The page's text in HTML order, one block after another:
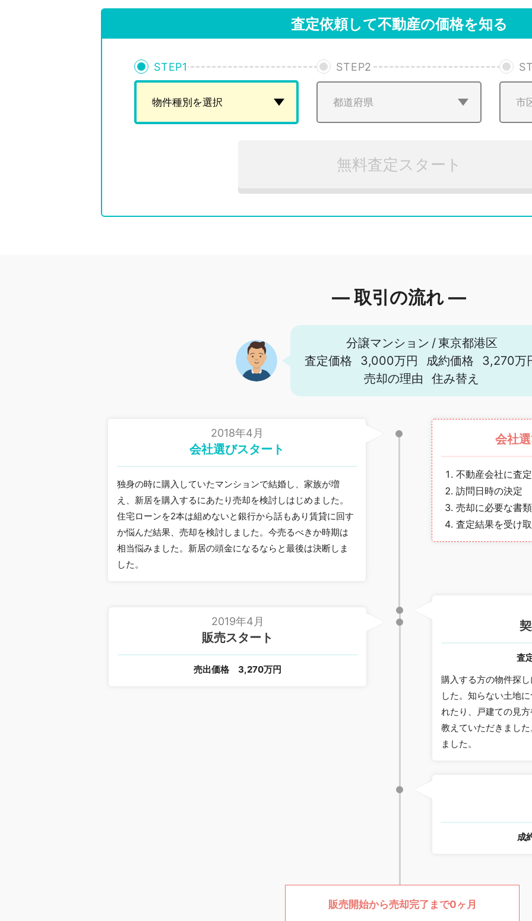
査定依頼して不動産の価格を知る
STEP1 STEP2
無料査定スタート
― 取引の流れ ―
分譲マンション /東京都港区
査定価格
3,000万円 成約価格
3,270万
売却の理由
住み替え
2018年4月
会社選びスタート
独身の時に購入していたマンションで結婚し、家族が増
え、新居を購入するにあたり売却を検討しはじめました。
住宅ローンを2本は組めないと銀行から話もあり賃貸に回す
か悩んだ結果、売却を検討しました。今売るべきか時期は
相当悩みました。新居の頭金になるならと最後は決断しま
した。
会社
不動産会社に査
訪問日時の決定
売却に必要な書
査定結果を受け
査
購入する方の物件探
した。知らない土地
れたり、戸建ての見
教えていただきまし
ました。
2019年4月
販売スタート
売出価格 3,270万円
成
販売開始から売却完了まで0ヶ月